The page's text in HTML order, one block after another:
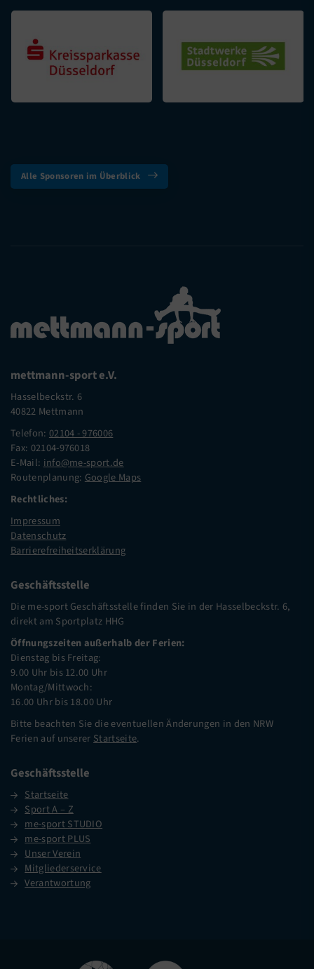
Alle Sponsoren im Überblick
mettmann-sport e.V.
Hasselbeckstr. 6
40822 Mettmann
Telefon: 02104 - 976006
Fax: 02104-976018
E-Mail: info@me-sport.de
Routenplanung: Google Maps
Rechtliches:
Impressum
Datenschutz
Barrierefreiheitserklärung
Geschäftsstelle
Die me-sport Geschäftsstelle finden Sie in der Hasselbeckstr. 6,
direkt am Sportplatz HHG
Öffnungszeiten außerhalb der Ferien:
Dienstag bis Freitag:
9.00 Uhr bis 12.00 Uhr
Montag/Mittwoch:
16.00 Uhr bis 18.00 Uhr
Bitte beachten Sie die eventuellen Änderungen in den NRW
Ferien auf unserer Startseite.
Geschäftsstelle
Startseite
Sport A – Z
me-sport STUDIO
me-sport PLUS
Unser Verein
Mitgliederservice
Verantwortung